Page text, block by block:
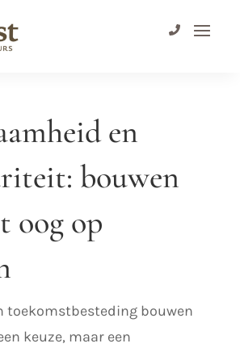
en
bouwen
oog op
toekomstbesteding bouwen
keuze, maar een